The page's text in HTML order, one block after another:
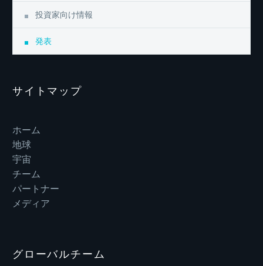
投資家向け情報
発表
サイトマップ
ホーム
地球
宇宙
チーム
パートナー
メディア
グローバルチーム